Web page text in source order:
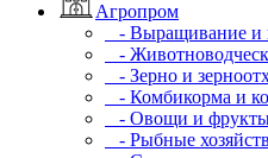
Агропром
- Выращивание и
-
- Зерно и
- Комбикорма и
- Овощи и
- Рыбные